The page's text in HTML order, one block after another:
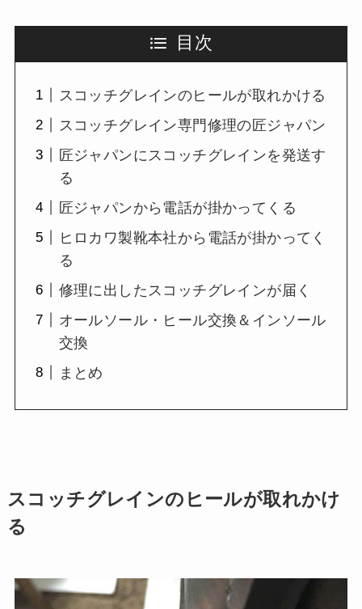
目次
スコッチグレインのヒールが取れかける
スコッチグレイン専門修理の匠ジャパン
匠ジャパンにスコッチグレインを発送す
る
匠ジャパンから電話が掛かってくる
ヒロカワ製靴本社から電話が掛かってく
る
修理に出したスコッチグレインが届く
オールソール・ヒール交換＆インソール
交換
まとめ
スコッチグレインのヒールが取れかけ
る